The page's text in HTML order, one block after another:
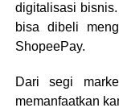
digitalisasi
bisa dibeli
ShopeePay.
Dari segi
memanfaatkan